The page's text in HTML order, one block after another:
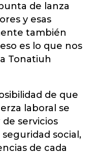
de lanza
y esas
también
es lo que nos
Tonatiuh
de que
laboral se
servicios
social,
de cada